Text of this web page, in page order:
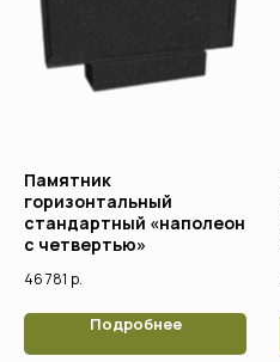
Поддержка
Памятник
горизонтальный
стандартный «наполеон
с четвертью»
46 781 р.
Подробнее